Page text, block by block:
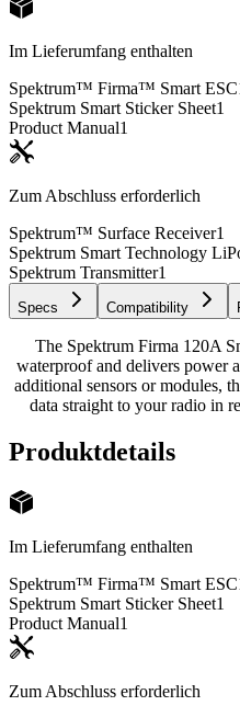
Im Lieferumfang enthalten
Spektrum™ Firma™ Smart ESC
Spektrum Smart Sticker Sheet1
Product Manual1
Zum Abschluss erforderlich
Spektrum™ Surface Receiver1
Spektrum Smart Technology
Spektrum Transmitter1
Specs Compatibility
The Spektrum Firma 120A
waterproof and delivers power
additional sensors or modules,
data straight to your radio in
Produktdetails
Im Lieferumfang enthalten
Spektrum™ Firma™ Smart ESC
Spektrum Smart Sticker Sheet1
Product Manual1
Zum Abschluss erforderlich